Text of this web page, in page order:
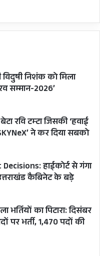
शर्मा काऊ, धनौल्टी
कमिश्नर सुशील
जिलाधिकारी
टिहरी नवनीत सिंह
उपस्थित थे।
विदुषी निशंक को मिला
सम्मान-2026’
रवि टम्टा जिसकी ‘हवाई
ने कर दिया सबको
हाईकोर्ट से गंगा
कैबिनेट के बड़े
भर्तियों का पिटारा: दिसंबर
पर भर्ती, 1,470 पदों की